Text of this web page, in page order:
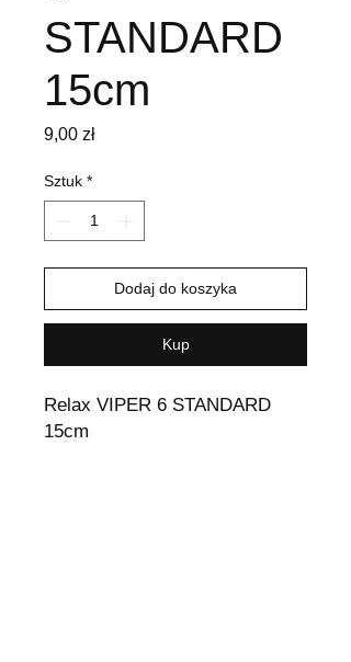
STANDARD
15cm
9,00 złCena
Sztuk *
Dodaj do koszyka
Kup
Relax VIPER 6 STANDARD
15cm